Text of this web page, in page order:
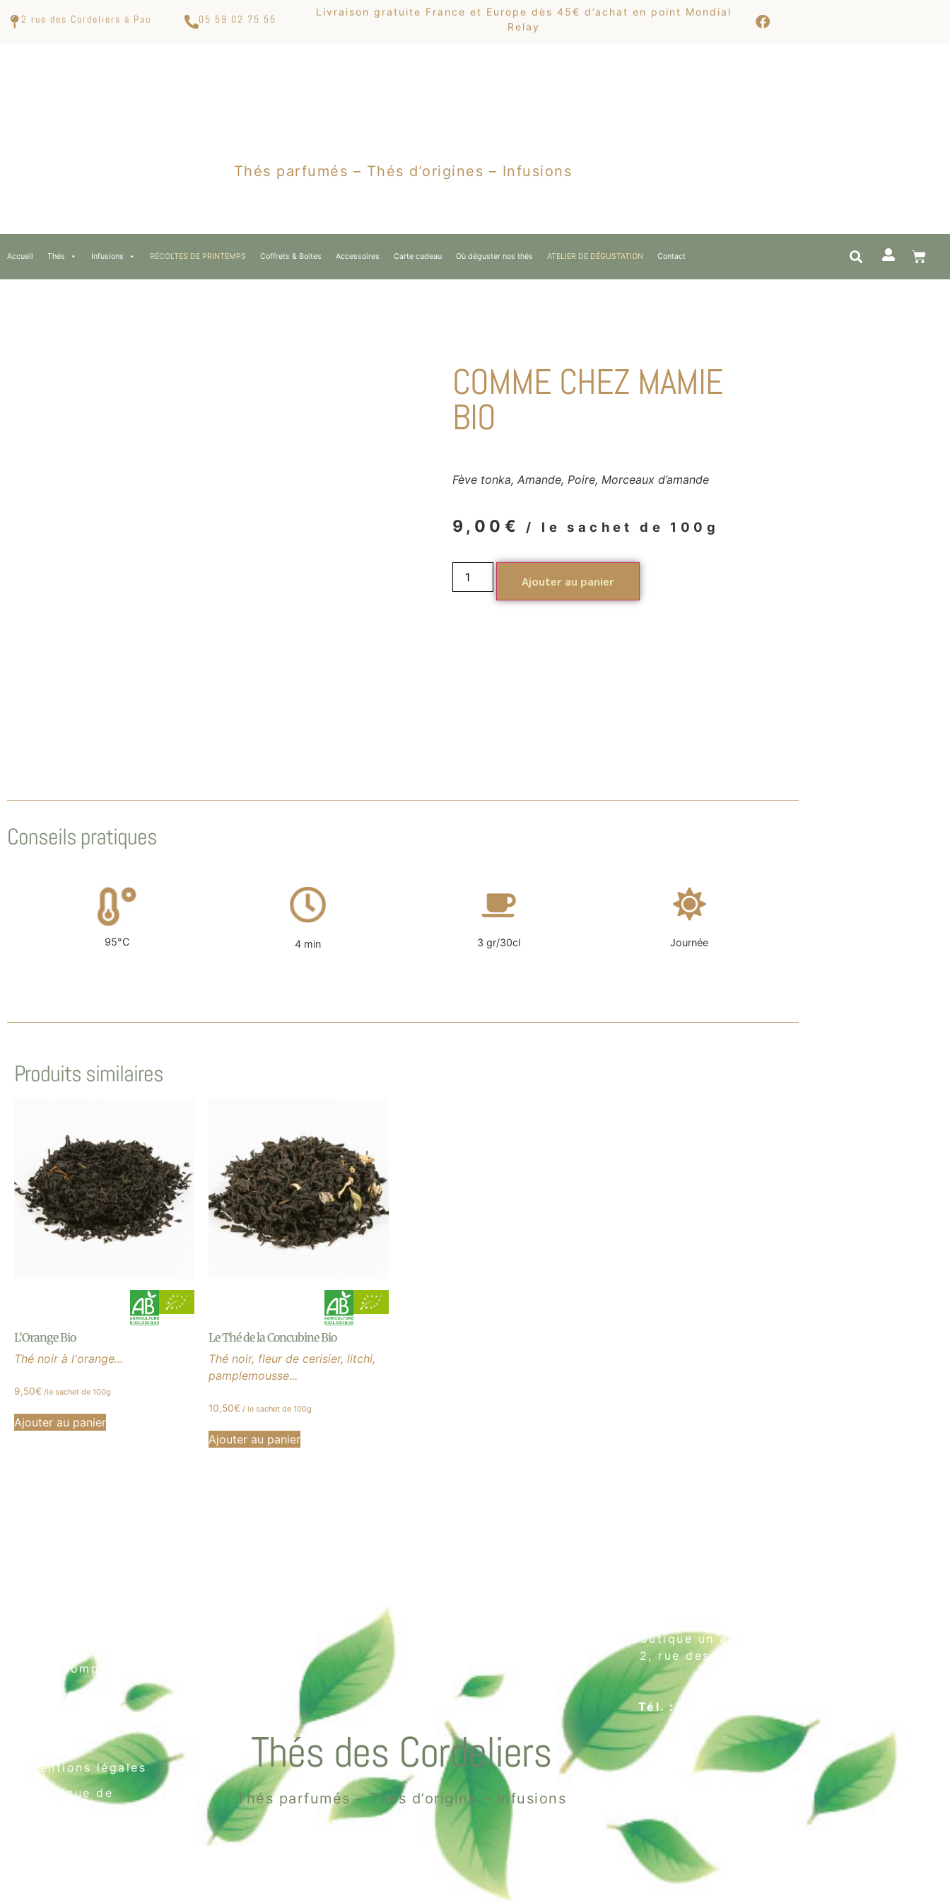
2 rue des Cordeliers à Pau 05 59 02 75 55
Livraison gratuite France et Europe dès 45€ d’achat en point Mondial
Relay
Thés parfumés – Thés d’origines – Infusions
Accueil Thés Infusions RÉCOLTES DE PRINTEMPS Coffrets & Boites Accessoires Carte cadeau Où déguster nos thés ATELIER DE DÉGUSTATION Contact
COMME CHEZ MAMIE
BIO
Fève tonka, Amande, Poire, Morceaux d’amande
9,00 € / le sachet de 100g
Ajouter au panier
Conseils pratiques
95°C 4 min 3 gr/30cl Journée
Produits similaires
L’Orange Bio
Thé noir à l'orange...
9,50€ /le sachet de 100g
Ajouter au panier
Le Thé de la Concubine Bio
Thé noir, fleur de cerisier, litchi,
pamplemousse...
10,50€ / le sachet de 100g
Ajouter au panier
Mon compte
Livraison
Mentions légales
Politique de
Thés des Cordeliers
Thés parfumés – Thés d’origine – Infusions
Boutique un air de thé
2, rue des Cordeliers
Tél. : 05 59 02 75 55